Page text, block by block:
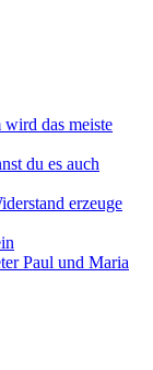
das meiste
du es auch
erzeuge
Paul und Maria